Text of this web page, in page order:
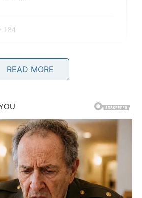
READ MORE